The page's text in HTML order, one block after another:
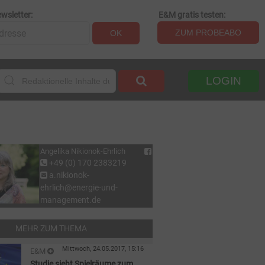
OK
E&M gratis testen:
ZUM PROBEABO
LOGIN
Angelika Nikionok-Ehrlich
+49 (0) 170 2383219
a.nikionok-
ehrlich@energie-und-
management.de
MEHR ZUM THEMA
E&M
Mittwoch, 24.05.2017, 15:16